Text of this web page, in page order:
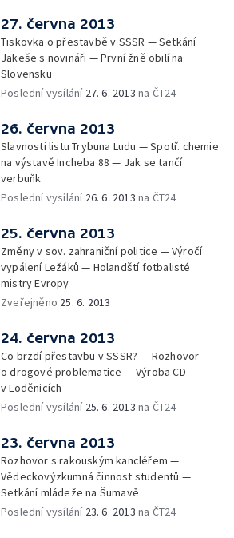
27. června 2013
Tiskovka o přestavbě v SSSR — Setkání
Jakeše s novináři — První žně obilí na
Slovensku
Poslední vysílání 27. 6. 2013 na ČT24
26. června 2013
Slavnosti listu Trybuna Ludu — Spotř. chemie
na výstavě Incheba 88 — Jak se tančí
verbuňk
Poslední vysílání 26. 6. 2013 na ČT24
25. června 2013
Změny v sov. zahraniční politice — Výročí
vypálení Ležáků — Holandští fotbalisté
mistry Evropy
Zveřejněno 25. 6. 2013
24. června 2013
Co brzdí přestavbu v SSSR? — Rozhovor
o drogové problematice — Výroba CD
v Loděnicích
Poslední vysílání 25. 6. 2013 na ČT24
23. června 2013
Rozhovor s rakouským kancléřem —
Vědeckovýzkumná činnost studentů —
Setkání mládeže na Šumavě
Poslední vysílání 23. 6. 2013 na ČT24